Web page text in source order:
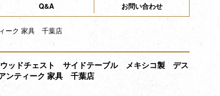
Q&A お問い合わせ
ーク 家具 千葉店
ッドチェスト サイドテーブル メキシコ製 デス
ティーク 家具 千葉店